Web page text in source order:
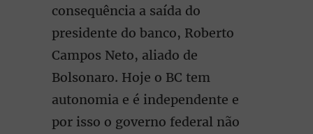
consequência a saída do
presidente do banco, Roberto
Campos Neto, aliado de
Bolsonaro. Hoje o BC tem
autonomia e é independente e
por isso o governo federal não